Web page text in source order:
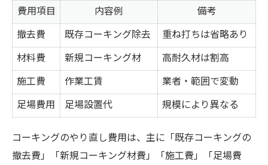
費用項目 内容例
備考
撤去費
既存コーキング除去
重ね打ちは省略あり
材料費
新規コーキング材
高耐久材は割高
施工費
作業工賃
業者・範囲で変動
足場費用
足場設置代 規模により異なる
コーキングのやり直し費用は、主に「既存コーキングの
撤去費」「新規コーキング材費」「施工費」「足場費